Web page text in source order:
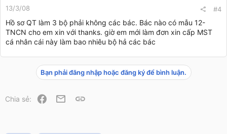
13/3/08 #4
Hồ sơ QT làm 3 bộ phải không các bác. Bác nào có mẫu 12-
TNCN cho em xin với thanks. giờ em mới làm đơn xin cấp MST
cá nhân cái này làm bao nhiêu bộ hả các bác
Bạn phải đăng nhập hoặc đăng ký để bình luận.
Chia sẻ: Facebook
Email